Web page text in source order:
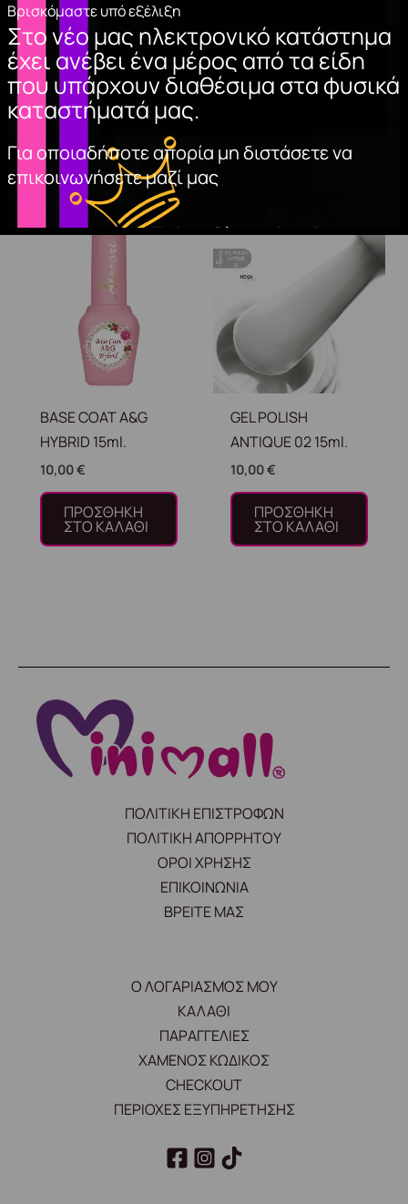
Βρισκόμαστε υπό εξέλιξη
Στο νέο μας ηλεκτρονικό κατάστημα
έχει ανέβει ένα μέρος από τα είδη
που υπάρχουν διαθέσιμα στα φυσικά
καταστήματά μας.
Για οποιαδήποτε απορία μη διστάσετε να
επικοινωνήσετε μαζί μας
GEL POLISH FRENCH
MILKY 15ml
10,00€
ΠΡΟΣΘΉΚΗ
ΣΤΟ ΚΑΛΆΘΙ
ΑΚΡΥΛΙΚΗ ΣΚΟΝΗ
ΝΥΧΙΩΝ (WHITE)
8,50€
ΣΤΟ ΚΑΛΆΘΙ
BASE COAT A&G
HYBRID 15ml.
10,00€
ΠΡΟΣΘΉΚΗ
ΣΤΟ ΚΑΛΆΘΙ
GEL POLISH
ANTIQUE 02 15ml.
10,00€
ΠΡΟΣΘΉΚΗ
ΣΤΟ ΚΑΛΆΘΙ
ΠΟΛΙΤΙΚΗ ΕΠΙΣΤΡΟΦΩΝ
ΠΟΛΙΤΙΚΗ ΑΠΟΡΡΗΤΟΥ
ΟΡΟΙ ΧΡΗΣΗΣ
ΕΠΙΚΟΙΝΩΝΙΑ
ΒΡΕΙΤΕ ΜΑΣ
Ο ΛΟΓΑΡΙΑΣΜΟΣ ΜΟΥ
ΚΑΛΑΘΙ
ΠΑΡΑΓΓΕΛΙΕΣ
ΧΑΜΕΝΟΣ ΚΩΔΙΚΟΣ
CHECKOUT
ΠΕΡΙΟΧΕΣ ΕΞΥΠΗΡΕΤΗΣΗΣ